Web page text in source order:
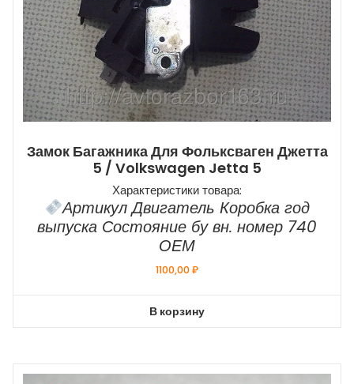
Замок Багажника Для Фольксваген Джетта
5 / Volkswagen Jetta 5
Характеристики товара:
Артикул Двигатель Коробка год
выпуска Состояние бу вн. номер 740
ОЕМ
1100,00₽
В корзину